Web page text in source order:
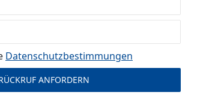
Datenschutz­bestimmungen